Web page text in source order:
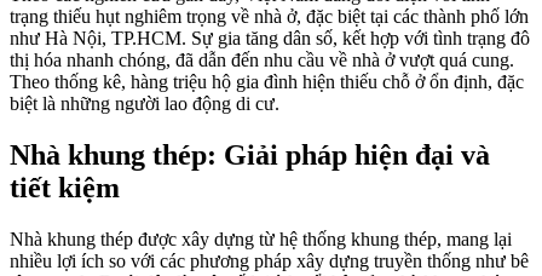
trạng thiếu hụt nghiêm trọng về nhà ở, đặc biệt tại các thành phố lớn
như Hà Nội, TP.HCM. Sự gia tăng dân số, kết hợp với tình trạng đô
thị hóa nhanh chóng, đã dẫn đến nhu cầu về nhà ở vượt quá cung.
Theo thống kê, hàng triệu hộ gia đình hiện thiếu chỗ ở ổn định, đặc
biệt là những người lao động di cư.
Nhà khung thép: Giải pháp hiện đại và
tiết kiệm
Nhà khung thép được xây dựng từ hệ thống khung thép, mang lại
nhiều lợi ích so với các phương pháp xây dựng truyền thống như bê